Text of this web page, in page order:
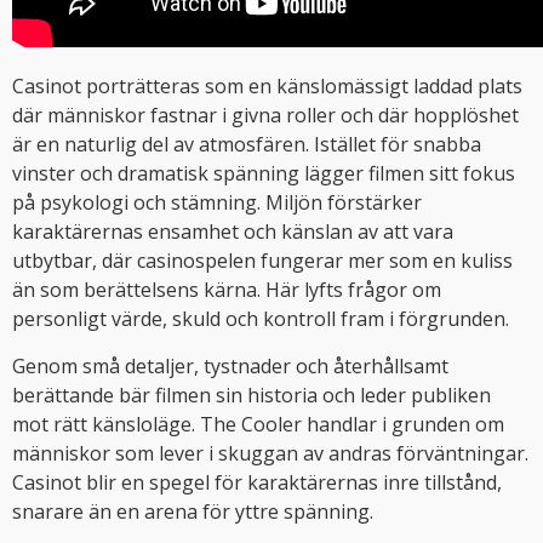
Casinot porträtteras som en känslomässigt laddad plats
där människor fastnar i givna roller och där hopplöshet
är en naturlig del av atmosfären. Istället för snabba
vinster och dramatisk spänning lägger filmen sitt fokus
på psykologi och stämning. Miljön förstärker
karaktärernas ensamhet och känslan av att vara
utbytbar, där casinospelen fungerar mer som en kuliss
än som berättelsens kärna. Här lyfts frågor om
personligt värde, skuld och kontroll fram i förgrunden.
Genom små detaljer, tystnader och återhållsamt
berättande bär filmen sin historia och leder publiken
mot rätt känsloläge. The Cooler handlar i grunden om
människor som lever i skuggan av andras förväntningar.
Casinot blir en spegel för karaktärernas inre tillstånd,
snarare än en arena för yttre spänning.